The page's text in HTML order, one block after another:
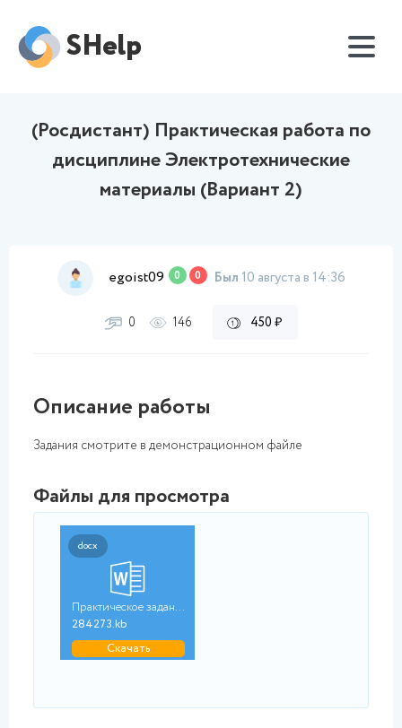
SHelp
(Росдистант) Практическая работа по
дисциплине Электротехнические
материалы (Вариант 2)
egoist09 0 0 Был 10 августа в 14:36
0 146 450 ₽
Описание работы
Задания смотрите в демонстрационном файле
Файлы для просмотра
docx
Практическое задание...
284273.kb
Скачать